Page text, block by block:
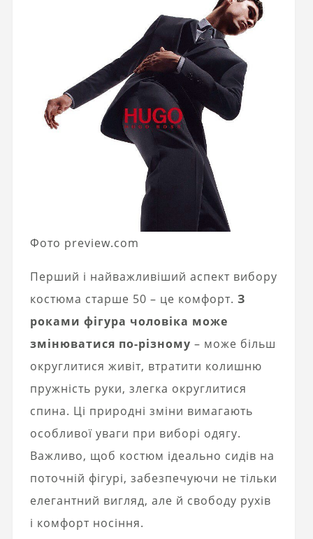
Фото preview.com
Перший і найважливіший аспект вибору
костюма старше 50 – це комфорт. З
роками фігура чоловіка може
змінюватися по-різному – може більш
округлитися живіт, втратити колишню
пружність руки, злегка округлитися
спина. Ці природні зміни вимагають
особливої ​​уваги при виборі одягу.
Важливо, щоб костюм ідеально сидів на
поточній фігурі, забезпечуючи не тільки
елегантний вигляд, але й свободу рухів
і комфорт носіння.